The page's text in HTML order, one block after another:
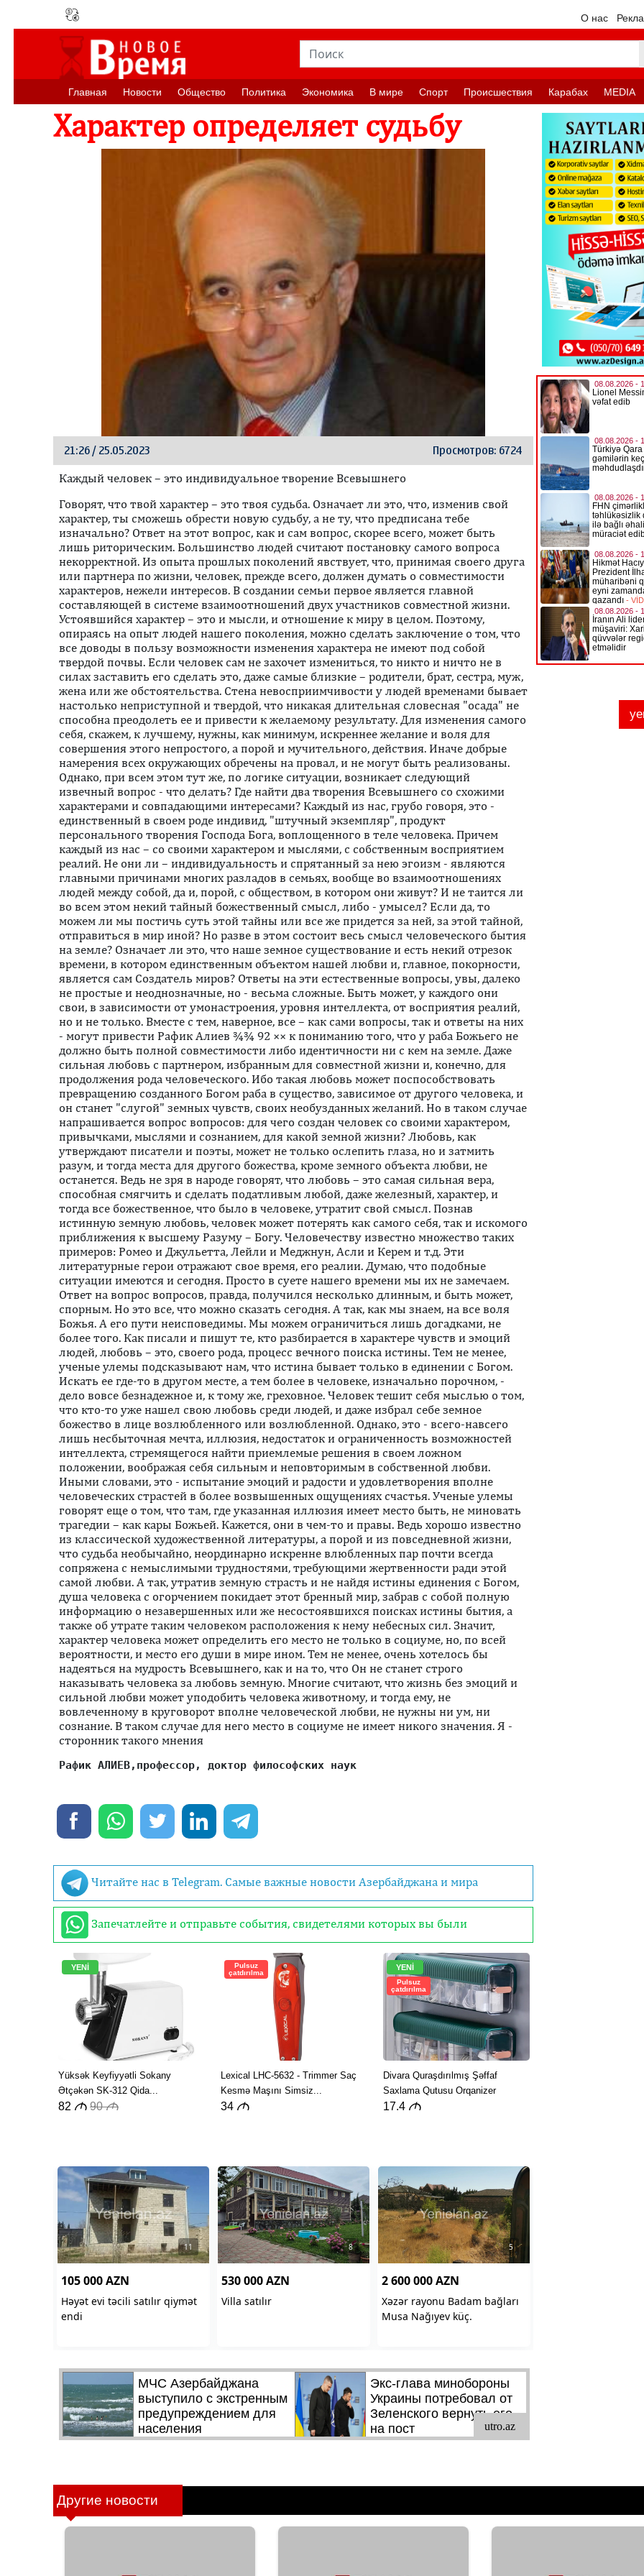
О нас
Главная Новости Oбщество Политика Экономика В мире Спорт Происшествия Карабах MEDIA
Характер определяет судьбу
21:26 / 25.05.2023 Просмотров: 6724
Каждый человек – это индивидуальное творение Всевышнего
Говорят, что твой характер – это твоя судьба. Означает ли это, что, изменив свой
характер, ты сможешь обрести новую судьбу, а не ту, что предписана тебе
изначально? Ответ на этот вопрос, как и сам вопрос, скорее всего, может быть
лишь риторическим. Большинство людей считают постановку самого вопроса
некорректной. Из опыта прошлых поколений явствует, что, принимая своего друга
или партнера по жизни, человек, прежде всего, должен думать о совместимости
характеров, нежели интересов. В создании семьи первое является главной
составляющей в системе взаимоотношений двух участников совместной жизни.
Устоявшийся характер – это и мысли, и отношение к миру в целом. Поэтому,
опираясь на опыт людей нашего поколения, можно сделать заключение о том, что
все доводы в пользу возможности изменения характера не имеют под собой
твердой почвы. Если человек сам не захочет измениться, то никто и ничто не в
силах заставить его сделать это, даже самые близкие – родители, брат, сестра, муж,
жена или же обстоятельства. Стена невосприимчивости у людей временами бывает
настолько неприступной и твердой, что никакая длительная словесная "осада" не
способна преодолеть ее и привести к желаемому результату. Для изменения самого
себя, скажем, к лучшему, нужны, как минимум, искреннее желание и воля для
совершения этого непростого, а порой и мучительного, действия. Иначе добрые
намерения всех окружающих обречены на провал, и не могут быть реализованы.
Однако, при всем этом тут же, по логике ситуации, возникает следующий
извечный вопрос - что делать? Где найти два творения Всевышнего со схожими
характерами и совпадающими интересами? Каждый из нас, грубо говоря, это -
единственный в своем роде индивид, "штучный экземпляр", продукт
персонального творения Господа Бога, воплощенного в теле человека. Причем
каждый из нас – со своими характером и мыслями, с собственным восприятием
реалий. Не они ли – индивидуальность и спрятанный за нею эгоизм - являются
главными причинами многих разладов в семьях, вообще во взаимоотношениях
людей между собой, да и, порой, с обществом, в котором они живут? И не таится ли
во всем этом некий тайный божественный смысл, либо - умысел? Если да, то
можем ли мы постичь суть этой тайны или все же придется за ней, за этой тайной,
отправиться в мир иной? Но разве в этом состоит весь смысл человеческого бытия
на земле? Означает ли это, что наше земное существование и есть некий отрезок
времени, в котором единственным объектом нашей любви и, главное, покорности,
является сам Создатель миров? Ответы на эти естественные вопросы, увы, далеко
не простые и неоднозначные, но - весьма сложные. Быть может, у каждого они
свои, в зависимости от умонастроения, уровня интеллекта, от восприятия реалий,
но и не только. Вместе с тем, наверное, все – как сами вопросы, так и ответы на них
- могут привести Рафик Алиев ¾¾ 92 ×× к пониманию того, что у раба Божьего не
должно быть полной совместимости либо идентичности ни с кем на земле. Даже
сильная любовь с партнером, избранным для совместной жизни и, конечно, для
продолжения рода человеческого. Ибо такая любовь может поспособствовать
превращению созданного Богом раба в существо, зависимое от другого человека, и
он станет "слугой" земных чувств, своих необузданных желаний. Но в таком случае
напрашивается вопрос вопросов: для чего создан человек со своими характером,
привычками, мыслями и сознанием, для какой земной жизни? Любовь, как
утверждают писатели и поэты, может не только ослепить глаза, но и затмить
разум, и тогда места для другого божества, кроме земного объекта любви, не
останется. Ведь не зря в народе говорят, что любовь – это самая сильная вера,
способная смягчить и сделать податливым любой, даже железный, характер, и
тогда все божественное, что было в человеке, утратит свой смысл. Познав
истинную земную любовь, человек может потерять как самого себя, так и искомого
приближения к высшему Разуму – Богу. Человечеству известно множество таких
примеров: Ромео и Джульетта, Лейли и Меджнун, Асли и Керем и т.д. Эти
литературные герои отражают свое время, его реалии. Думаю, что подобные
ситуации имеются и сегодня. Просто в суете нашего времени мы их не замечаем.
Ответ на вопрос вопросов, правда, получился несколько длинным, и быть может,
спорным. Но это все, что можно сказать сегодня. А так, как мы знаем, на все воля
Божья. А его пути неисповедимы. Мы можем ограничиться лишь догадками, не
более того. Как писали и пишут те, кто разбирается в характере чувств и эмоций
людей, любовь – это, своего рода, процесс вечного поиска истины. Тем не менее,
ученые улемы подсказывают нам, что истина бывает только в единении с Богом.
Искать ее где-то в другом месте, а тем более в человеке, изначально порочном, -
дело вовсе безнадежное и, к тому же, греховное. Человек тешит себя мыслью о том,
что кто-то уже нашел свою любовь среди людей, и даже избрал себе земное
божество в лице возлюбленного или возлюбленной. Однако, это - всего-навсего
лишь несбыточная мечта, иллюзия, недостаток и ограниченность возможностей
интеллекта, стремящегося найти приемлемые решения в своем ложном
положении, воображая себя сильным и неповторимым в собственной любви.
Иными словами, это - испытание эмоций и радости и удовлетворения вполне
человеческих страстей в более возвышенных ощущениях счастья. Ученые улемы
говорят еще о том, что там, где указанная иллюзия имеет место быть, не миновать
трагедии – как кары Божьей. Кажется, они в чем-то и правы. Ведь хорошо известно
из классической художественной литературы, а порой и из повседневной жизни,
что судьба необычайно, неординарно искренне влюбленных пар почти всегда
сопряжена с немыслимыми трудностями, требующими жертвенности ради этой
самой любви. А так, утратив земную страсть и не найдя истины единения с Богом,
душа человека с огорчением покидает этот бренный мир, забрав с собой полную
информацию о незавершенных или же несостоявшихся поисках истины бытия, а
также об утрате таким человеком расположения к нему небесных сил. Значит,
характер человека может определить его место не только в социуме, но, по всей
вероятности, и место его души в мире ином. Тем не менее, очень хотелось бы
надеяться на мудрость Всевышнего, как и на то, что Он не станет строго
наказывать человека за любовь земную. Многие считают, что жизнь без эмоций и
сильной любви может уподобить человека животному, и тогда ему, не
вовлеченному в круговорот вполне человеческой любви, не нужны ни ум, ни
сознание. В таком случае для него место в социуме не имеет никого значения. Я -
сторонник такого мнения
Рафик АЛИЕВ, профессор, доктор философских наук
Читайте нас в Telegram. Самые важные новости Азербайджана и мира
Запечатлейте и отправьте события, свидетелями которых вы были
Другие новости